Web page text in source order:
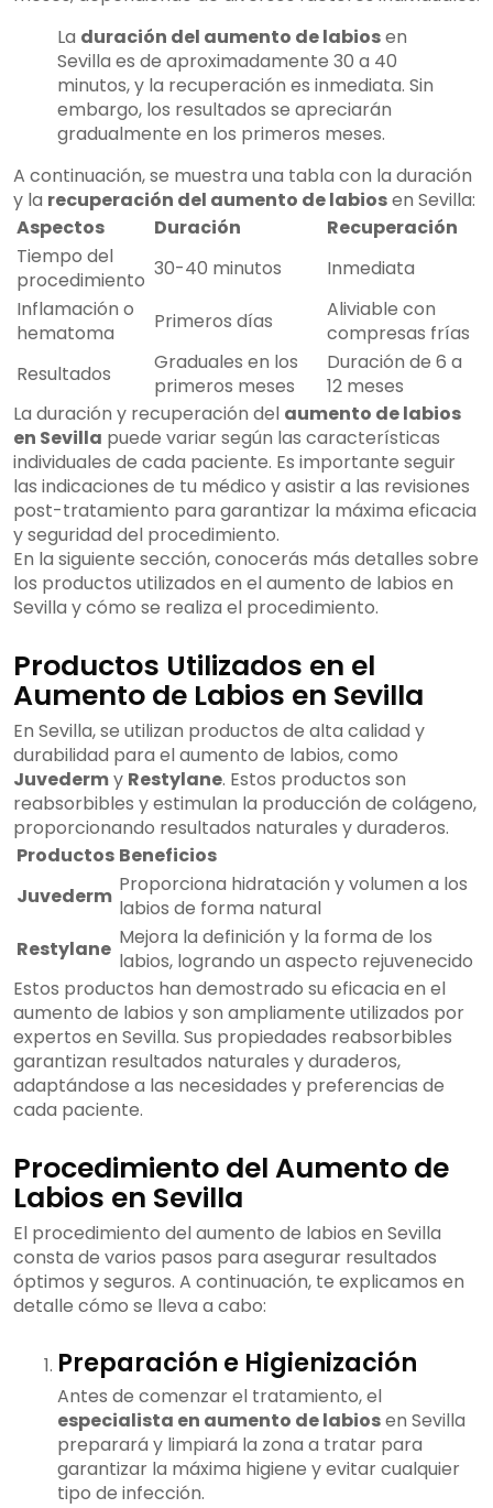
La duración del aumento de labiosen
Sevilla es de aproximadamente 30 a 40
minutos, y la recuperación es inmediata. Sin
embargo, los resultados se apreciarán
gradualmente en los primeros meses.
A continuación, se muestra una tabla con la duración
y la recuperación del aumento de labiosen Sevilla:
Aspectos
Duración
Recuperación
Tiempo del
procedimiento 30-40 minutos
Inmediata
Inflamación o
hematoma
Primeros días
Aliviable con
compresas frías
Resultados
Graduales en los
primeros meses
Duración de 6 a
12 meses
La duración y recuperación del aumento de labios
en Sevilla puede variar según las características
individuales de cada paciente. Es importante seguir
las indicaciones de tu médico y asistir a las revisiones
post-tratamiento para garantizar la máxima eficacia
y seguridad del procedimiento.
En la siguiente sección, conocerás más detalles sobre
los productos utilizados en el aumento de labios en
Sevilla y cómo se realiza el procedimiento.
Productos Utilizados en el
Aumento de Labios en Sevilla
En Sevilla, se utilizan productos de alta calidad y
durabilidad para el aumento de labios, como
Juvedermy Restylane. Estos productos son
reabsorbibles y estimulan la producción de colágeno,
proporcionando resultados naturales y duraderos.
Productos Beneficios
Juvederm Proporciona hidratación y volumen a los
labios de forma natural
Restylane Mejora la definición y la forma de los
labios, logrando un aspecto rejuvenecido
Estos productos han demostrado su eficacia en el
aumento de labios y son ampliamente utilizados por
expertos en Sevilla. Sus propiedades reabsorbibles
garantizan resultados naturales y duraderos,
adaptándose a las necesidades y preferencias de
cada paciente.
Procedimiento del Aumento de
Labios en Sevilla
El procedimiento del aumento de labios en Sevilla
consta de varios pasos para asegurar resultados
óptimos y seguros. A continuación, te explicamos en
detalle cómo se lleva a cabo:
Preparación e Higienización
Antes de comenzar el tratamiento, el
especialista en aumento de labiosen Sevilla
preparará y limpiará la zona a tratar para
garantizar la máxima higiene y evitar cualquier
tipo de infección.